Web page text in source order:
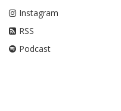
Instagram
RSS
Podcast